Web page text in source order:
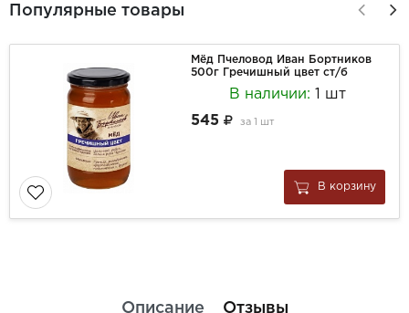
Популярные товары
Мёд Пчеловод Иван Бортников
500г Гречишный цвет ст/б
В наличии:
1 шт
545
за 1 шт
В корзину
Описание Отзывы